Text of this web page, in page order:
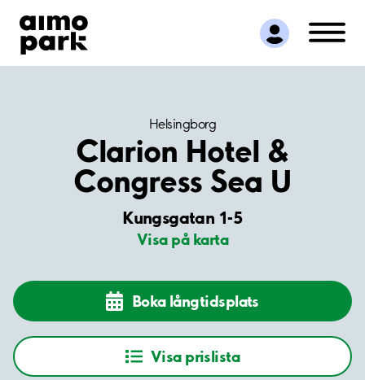
Hitta parkering
Samarbete
Kundservice
Helsingborg
Clarion Hotel &
Congress Sea U
Kungsgatan 1-5
Visa på karta
Boka långtidsplats
Visa prislista